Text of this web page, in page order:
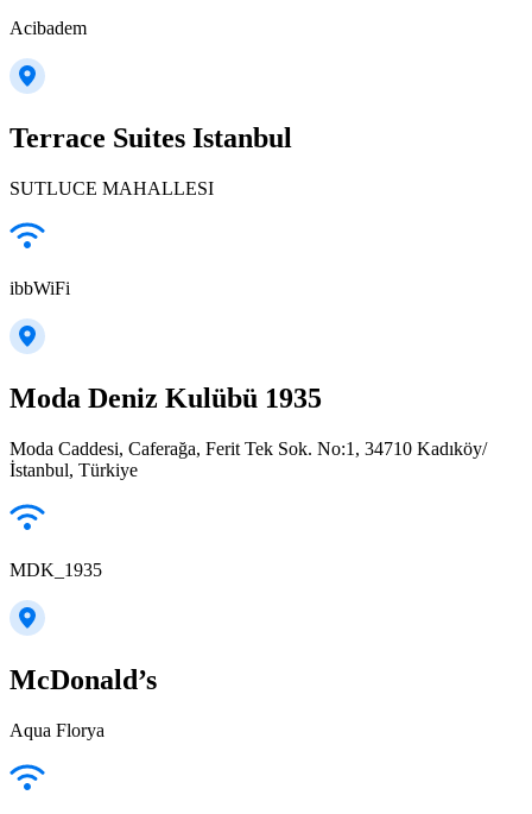
Acibadem
Terrace Suites Istanbul
SUTLUCE MAHALLESI
ibbWiFi
Moda Deniz Kulübü 1935
Moda Caddesi, Caferağa, Ferit Tek Sok. No:1, 34710 Kadıköy/
İstanbul, Türkiye
MDK_1935
McDonald’s
Aqua Florya